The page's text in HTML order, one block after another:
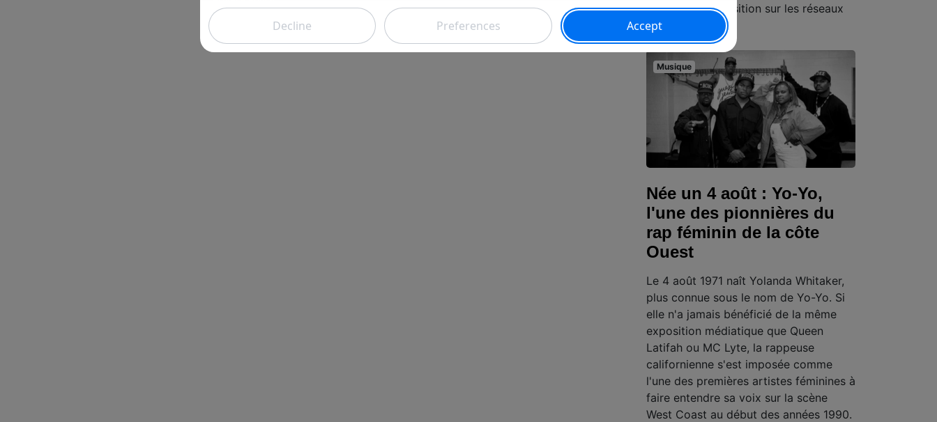
limites de l'exposition sur les réseaux
sociaux.
Musique
Née un 4 août : Yo-Yo,
l'une des pionnières du
rap féminin de la côte
Ouest
Le 4 août 1971 naît Yolanda Whitaker,
plus connue sous le nom de Yo-Yo. Si
elle n'a jamais bénéficié de la même
exposition médiatique que Queen
Latifah ou MC Lyte, la rappeuse
californienne s'est imposée comme
l'une des premières artistes féminines à
faire entendre sa voix sur la scène
West Coast au début des années 1990.